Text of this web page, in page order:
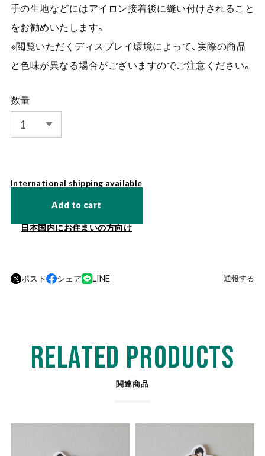
手の生地などにはアイロン接着後に縫い付けされること
をお勧めいたします。
※閲覧いただくディスプレイ環境によって、実際の商品
と色味が異なる場合がございますのでご注意ください。
数量
International shipping available
Add to cart
日本国内にお住まいの方向け
ポスト シェア LINE 通報する
RELATED PRODUCTS
関連商品